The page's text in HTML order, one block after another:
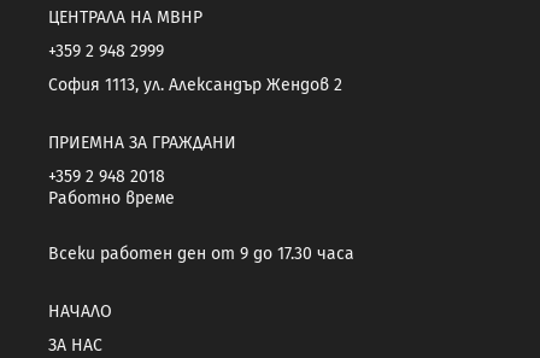
ЦЕНТРАЛА НА МВНР
+359 2 948 2999
София 1113, ул. Александър Жендов 2
ПРИЕМНА ЗА ГРАЖДАНИ
+359 2 948 2018
Работно време
Всеки работен ден от 9 до 17.30 часа
НАЧАЛО
ЗА НАС